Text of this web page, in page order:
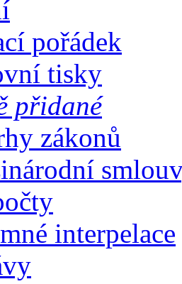
pořádek
tisky
přidané
zákonů
interpelace